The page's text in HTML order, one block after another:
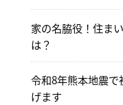
家の名脇役！住ま
は？
令和8年熊本地震
げます